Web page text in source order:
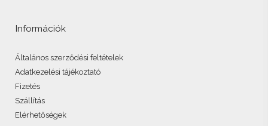
Információk
Általános szerződési feltételek
Adatkezelési tájékoztató
Fizetés
Szállítás
Elérhetőségek